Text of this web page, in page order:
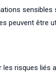
peuvent être
risques liés